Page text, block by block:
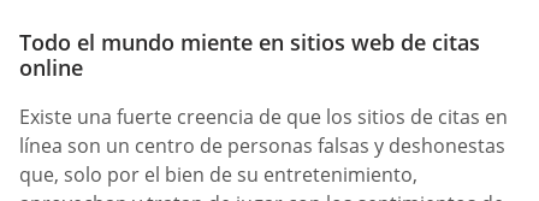
Todo el mundo miente en sitios web de citas
online
Existe una fuerte creencia de que los sitios de citas en
línea son un centro de personas falsas y deshonestas
que, solo por el bien de su entretenimiento,